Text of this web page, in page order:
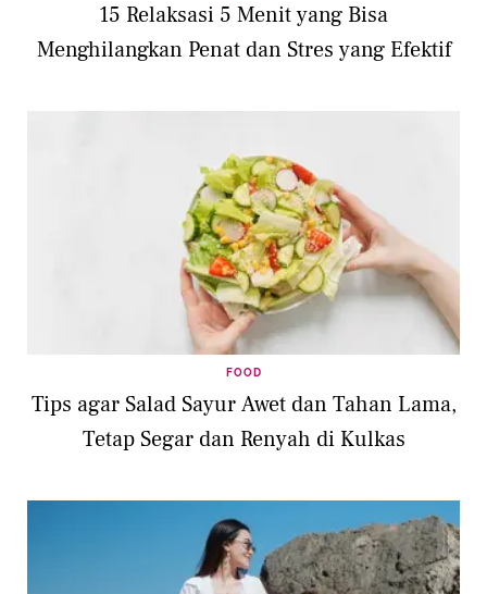
15 Relaksasi 5 Menit yang Bisa
Menghilangkan Penat dan Stres yang Efektif
FOOD
Tips agar Salad Sayur Awet dan Tahan Lama,
Tetap Segar dan Renyah di Kulkas